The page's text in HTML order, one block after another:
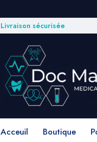
Livraison sécurisée
Acceuil Boutique